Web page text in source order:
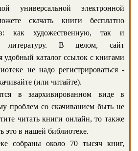
универсальной электронной
скачать книги бесплатно
как художественную, так и
литературу. В целом, сайт
удобный каталог ссылок с книгами
не надо регистрироваться -
(или читайте).
в заархивированном виде в
проблем со скачиванием быть не
читать книги онлайн, то также
это в нашей библиотеке.
собраны около 70 тысяч книг,